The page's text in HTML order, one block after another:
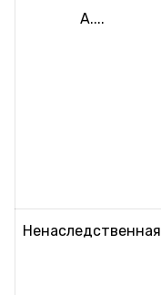
А....
Ненаследственная